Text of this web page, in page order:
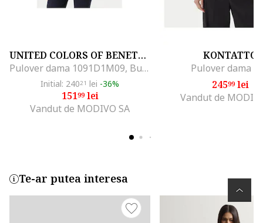
UNITED COLORS OF BENETTON
Pulover dama 1091D1M09, Bumbac, Portocaliu, Portocaliu
Initial: 24021 lei -36%
15199lei
Vandut de MODIVO SA
KONTATTO
Pulover dama
24599lei
Vandut de
Te-ar putea interesa